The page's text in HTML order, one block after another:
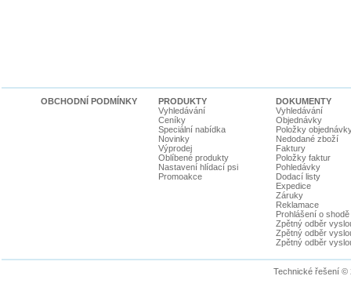
OBCHODNÍ PODMÍNKY
PRODUKTY
Vyhledávání
Ceníky
Speciální nabídka
Novinky
Výprodej
Oblíbené produkty
Nastavení hlídací psi
Promoakce
DOKUMENTY
Vyhledávání
Objednávky
Položky
Nedodané zboží
Faktury
Položky faktur
Pohledávky
Dodací listy
Expedice
Záruky
Reklamace
Prohlášení o shodě
Zpětný odběr
Zpětný odběr
Zpětný odběr
Technické řešení ©